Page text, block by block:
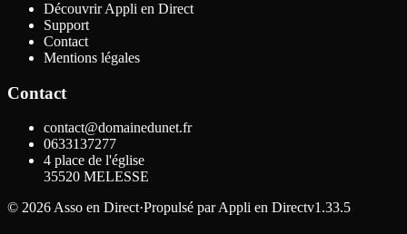
Découvrir Appli en Direct
Support
Contact
Mentions légales
Contact
contact@domainedunet.fr
0633137277
4 place de l'église
35520 MELESSE
© 2026Asso en Direct·Propulsé parAppli en Directv1.33.5